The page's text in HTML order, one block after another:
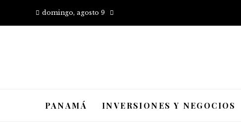
domingo, agosto 9
PANAMÁ INVERSIONES Y NEGOCIOS